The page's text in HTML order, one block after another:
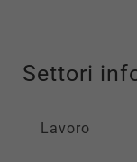
Settori
Lavoro